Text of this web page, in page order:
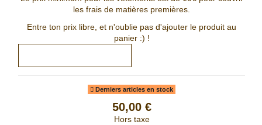
les frais de matières premières.
Entre ton prix libre, et n'oublie pas d'ajouter le produit au
panier :) !
Derniers articles en stock
50,00 €
Hors taxe